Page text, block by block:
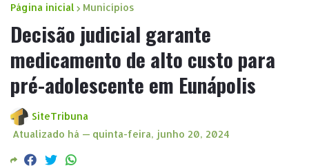
Página inicial Municípios
Decisão judicial garante
medicamento de alto custo para
pré-adolescente em Eunápolis
SiteTribuna
Atualizado há — quinta-feira, junho 20, 2024